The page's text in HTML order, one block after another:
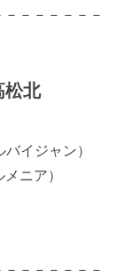
－－－－－－
松北
イジャン）
ニア）
－－－－－－